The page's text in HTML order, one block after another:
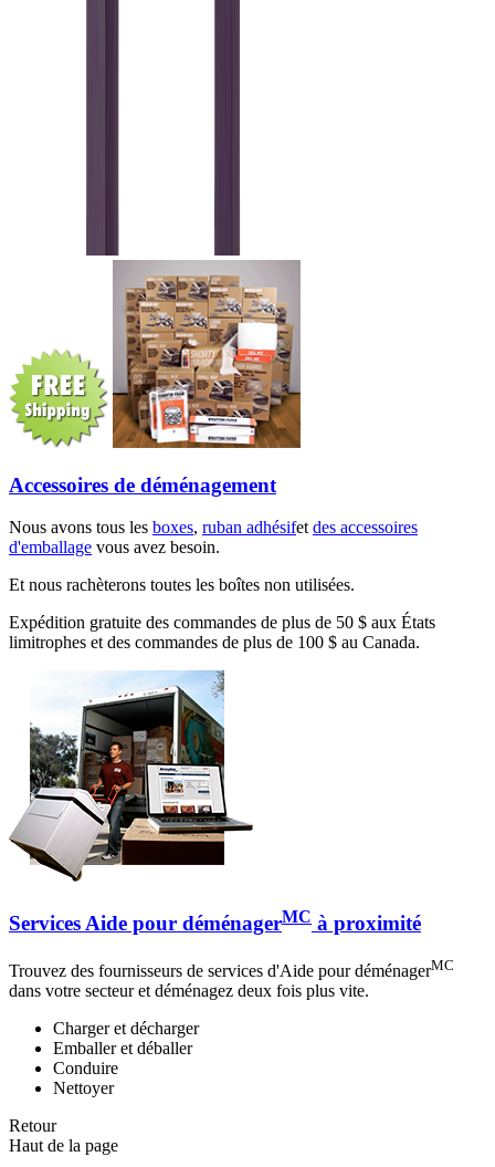
Accessoires de déménagement
Nous avons tous les boxes, ruban adhésifetdes accessoires
d'emballage vous avez besoin.
Et nous rachèterons toutes les boîtes non utilisées.
Expédition gratuite des commandes de plus de 50 $ aux États
limitrophes et des commandes de plus de 100 $ au Canada.
Services Aide pour déménagerMC à proximité
Trouvez des fournisseurs de services d'Aide pour déménagerMC
dans votre secteur et déménagez deux fois plus vite.
Charger et décharger
Emballer et déballer
Conduire
Nettoyer
Retour
Haut de la page